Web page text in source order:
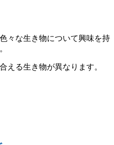
々な生き物について興味を持
える生き物が異なります。